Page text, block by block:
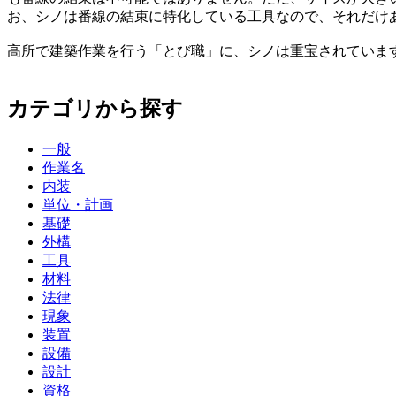
お、シノは番線の結束に特化している工具なので、それだ
高所で建築作業を行う「とび職」に、シノは重宝されてい
カテゴリから探す
一般
作業名
内装
単位・計画
基礎
外構
工具
材料
法律
現象
装置
設備
設計
資格